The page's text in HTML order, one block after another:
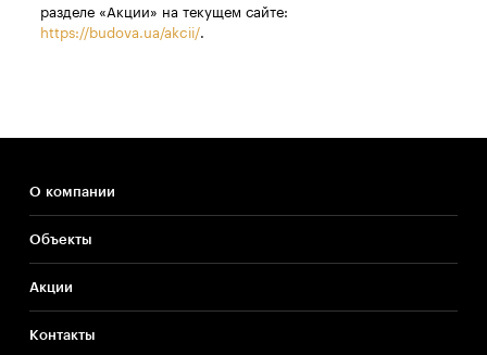
разделе «Акции» на текущем сайте:
https://budova.ua/akcii/.
О компании
Объекты
Акции
Контакты